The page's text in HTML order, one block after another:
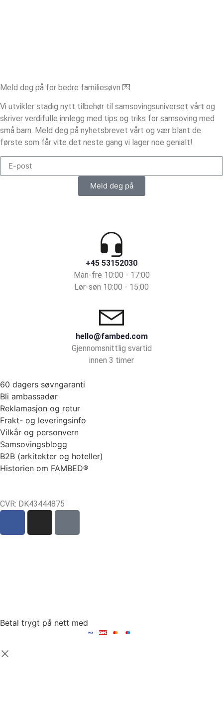
Meld deg på for bedre familiesøvn 💌
Vi utvikler stadig nytt tilbehør til samsovingsuniverset vårt og
skriver verdifulle innlegg med tips og triks for samsoving med
små barn. Meld deg på nyhetsbrevet vårt og vær blant de
første som får vite det neste gang vi lager noe genialt!
Meld deg på
+45 53152030
Man-fre 10:00 - 17:00
Lør-søn 10:00 - 15:00
hello@fambed.com
Gjennomsnittlig svartid
innen 3 timer
60 dagers søvngaranti
Bli ambassadør
Reklamasjon og retur
Frakt- og leveringsinfo
Vilkår og personvern
Samsovingsblogg
B2B (arkitekter og hoteller)
Historien om FAMBED®
CVR: DK43444875
Betal trygt på nett med